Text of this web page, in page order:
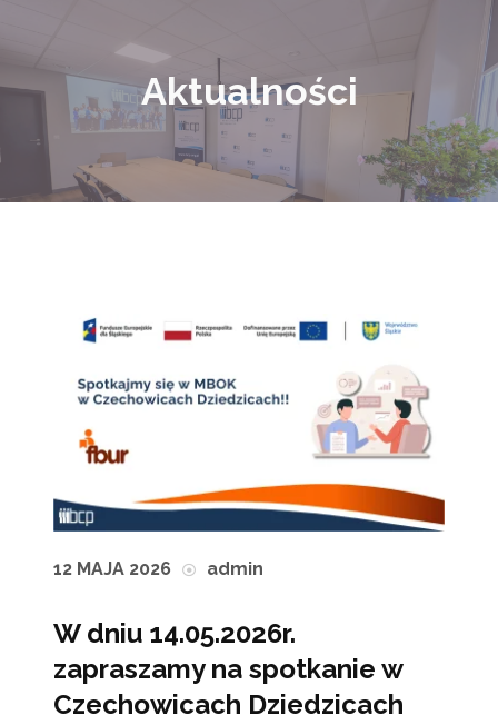
Aktualności
12 MAJA 2026 admin
W dniu 14.05.2026r.
zapraszamy na spotkanie w
Czechowicach Dziedzicach